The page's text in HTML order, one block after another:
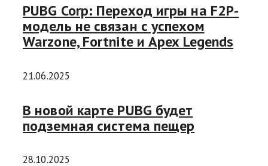
PUBG Corp: Переход игры на F2P-
модель не связан с успехом
Warzone, Fortnite и Apex Legends
21.06.2025
В новой карте PUBG будет
подземная система пещер
28.10.2025